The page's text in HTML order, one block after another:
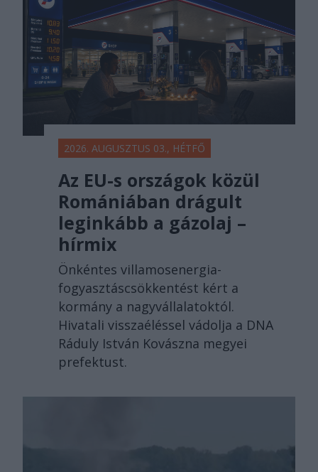
2026. AUGUSZTUS 03., HÉTFŐ
Az EU-s országok közül
Romániában drágult
leginkább a gázolaj –
hírmix
Önkéntes villamosenergia-
fogyasztáscsökkentést kért a
kormány a nagyvállalatoktól.
Hivatali visszaéléssel vádolja a DNA
Ráduly István Kovászna megyei
prefektust.